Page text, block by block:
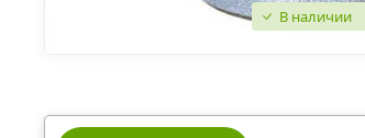
В наличии